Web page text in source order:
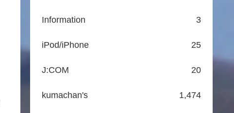
Information 3
iPod/iPhone 25
J:COM 20
kumachan's 1,474